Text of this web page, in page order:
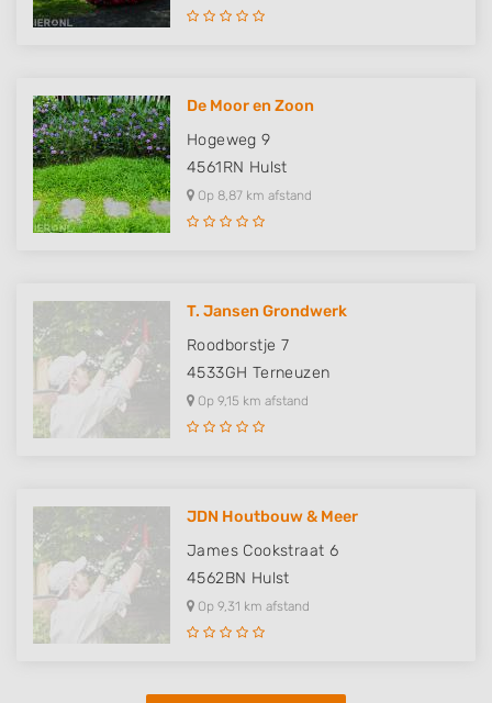
De Moor en Zoon
Hogeweg 9
4561RN Hulst
Op 8,87 km afstand
T. Jansen Grondwerk
Roodborstje 7
4533GH Terneuzen
Op 9,15 km afstand
JDN Houtbouw & Meer
James Cookstraat 6
4562BN Hulst
Op 9,31 km afstand